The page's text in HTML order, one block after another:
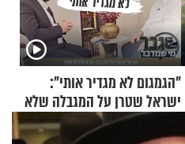
"הגמגום לא מגדיר אותי":
ישראל שטרן על המגבלה שלא
עוצרת אותו